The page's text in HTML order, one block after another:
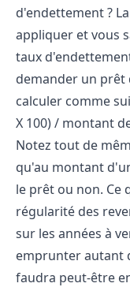
d'endettement ?
appliquer et vous
taux
demander un prêt
calculer comme
X 100) / montant
Notez tout de
qu'au montant
le prêt ou non. Ce
régularité des
sur les années à
emprunter autant
faudra peut-être